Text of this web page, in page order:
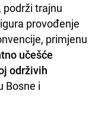
trajnu
provođenje
primjenu
učešće
održivih
Bosne i